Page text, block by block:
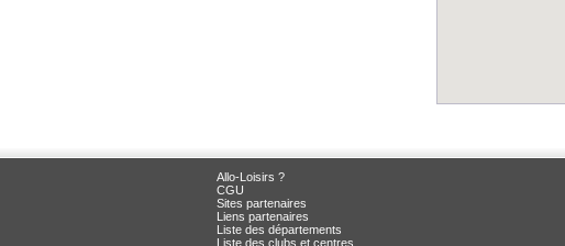
Allo-Loisirs ?
CGU
Sites partenaires
Liens partenaires
Liste des départements
Liste des clubs et centres